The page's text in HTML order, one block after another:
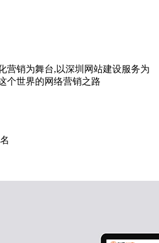
营销为舞台,以深圳网站建设服务为
个世界的网络营销之路